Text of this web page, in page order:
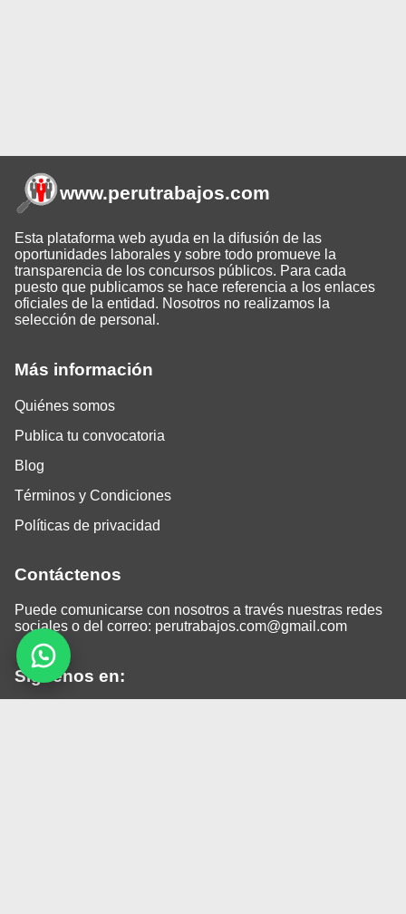
Más información
Quiénes somos
Publica tu convocatoria
Blog
Términos y Condiciones
Políticas de privacidad
Contáctenos
Puede comunicarse con nosotros a través nuestras redes
sociales o del correo: perutrabajos.com@gmail.com
Siguenos en:
www.perutrabajos.com
Esta plataforma web ayuda en la difusión de las
oportunidades laborales y sobre todo promueve la
transparencia de los concursos públicos. Para cada
puesto que publicamos se hace referencia a los enlaces
oficiales de la entidad. Nosotros no realizamos la
selección de personal.